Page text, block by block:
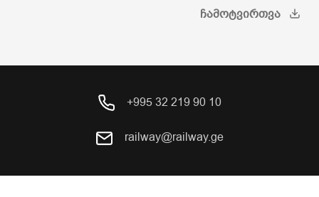
ᲩᲐᲛᲝᲢᲕᲘᲠᲗᲕᲐ
+995 32 219 90 10
railway@railway.ge